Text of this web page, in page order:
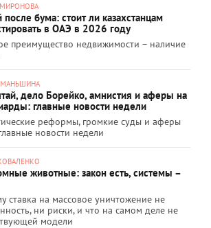
после бума: стоит ли казахстанцам
в ОАЭ в 2026 году
преимущество недвижимости – наличие
дело Борейко, амнистия и аферы на
главные новости недели
реформы, громкие суды и аферы
новости недели
животные: закон есть, системы –
ставка на массовое уничтожение не
ни риски, и что на самом деле не
модели